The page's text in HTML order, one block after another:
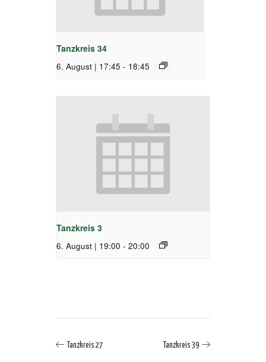
Tanzkreis 34
6. August | 17:45 - 18:45
Tanzkreis 3
6. August | 19:00 - 20:00
Tanzkreis 27 Tanzkreis 39